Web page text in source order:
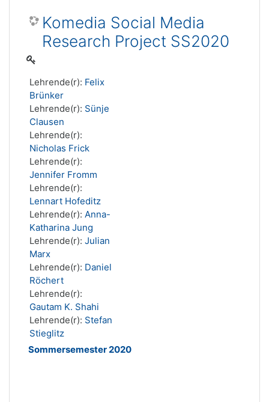
Komedia Social Media
Research Project SS2020
Lehrende(r): Felix
Brünker
Lehrende(r): Sünje
Clausen
Lehrende(r):
Nicholas Frick
Lehrende(r):
Jennifer Fromm
Lehrende(r):
Lennart Hofeditz
Lehrende(r): Anna-
Katharina Jung
Lehrende(r): Julian
Marx
Lehrende(r): Daniel
Röchert
Lehrende(r):
Gautam K. Shahi
Lehrende(r): Stefan
Stieglitz
Sommersemester 2020